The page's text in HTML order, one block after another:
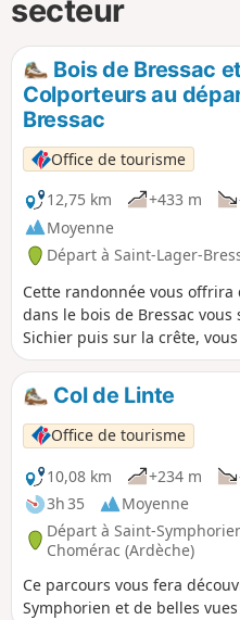
secteur
Bois de Bressac
Colporteurs au
Bressac
Office de tourisme
12,75 km
+433 m
Moyenne
Départ à Saint-Lager-
Cette randonnée vous offrira
dans le bois de Bressac
Sichier puis sur la crête,
la vallée de Saint Vincent de
Col de Linte
Office de tourisme
10,08 km
+234 m
3h 35
Moyenne
Départ à Saint-
Chomérac (Ardèche)
Ce parcours vous fera
Symphorien et de belles